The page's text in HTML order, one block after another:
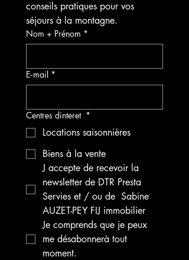
conseils pratiques pour vos
séjours à la montagne.
Nom + Prénom *
E‑mail *
Centres dinteret *
Locations saisonnières
Biens à la vente
J accepte de recevoir la
newsletter de DTR Presta
Servies et / ou de  Sabine
AUZET-PEY FIJ immobilier
Je comprends que je peux
me désabonnerà tout
moment.